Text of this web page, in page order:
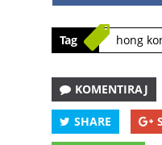
Tag hong
KOMENTIRAJ
SHARE